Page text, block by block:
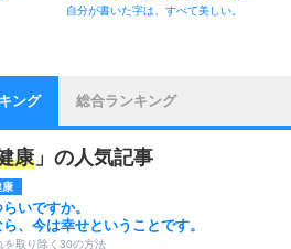
自分が書いた字は、すべて美しい。
ング 総合ランキング
康」の人気記事
康
いですか。
、今は幸せということです。
を取り除く30の方法